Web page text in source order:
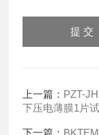
上一篇： PZT-
下压电薄膜1片试
下一篇：